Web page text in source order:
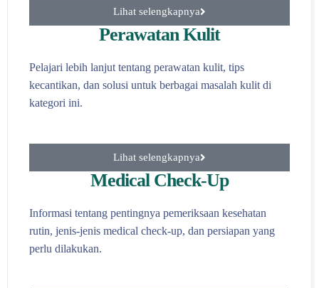
Lihat selengkapnya
Perawatan Kulit
Pelajari lebih lanjut tentang perawatan kulit, tips
kecantikan, dan solusi untuk berbagai masalah kulit di
kategori ini.
Lihat selengkapnya
Medical Check-Up
Informasi tentang pentingnya pemeriksaan kesehatan
rutin, jenis-jenis medical check-up, dan persiapan yang
perlu dilakukan.